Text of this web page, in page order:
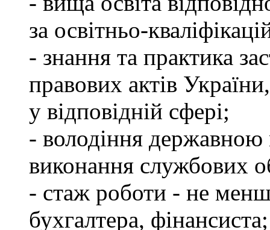
за освітньо-
- знання та практика
правових актів
у відповідній сфері;
- володіння державною
виконання службових
- стаж роботи - не
бухгалтера, фінансиста;